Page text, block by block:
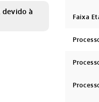
devido à
Faixa